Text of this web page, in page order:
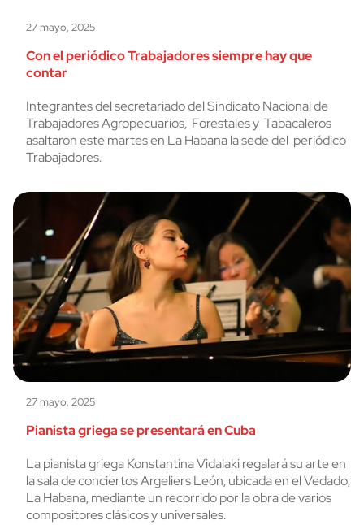
27 mayo, 2025
Con el periódico Trabajadores siempre hay que
contar
Integrantes del secretariado del Sindicato Nacional de
Trabajadores Agropecuarios, Forestales y Tabacaleros
asaltaron este martes en La Habana la sede del periódico
Trabajadores.
27 mayo, 2025
Pianista griega se presentará en Cuba
La pianista griega Konstantina Vidalaki regalará su arte en
la sala de conciertos Argeliers León, ubicada en el Vedado,
La Habana, mediante un recorrido por la obra de varios
compositores clásicos y universales.